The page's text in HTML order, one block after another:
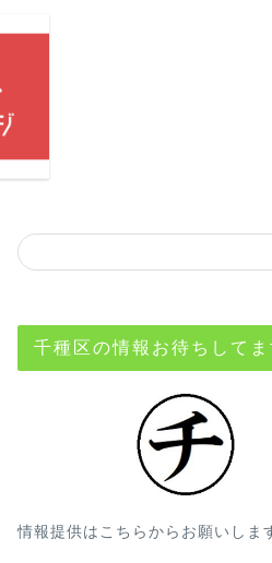
千種区の情報お待ちしてま
情報提供はこちらからお願いしま